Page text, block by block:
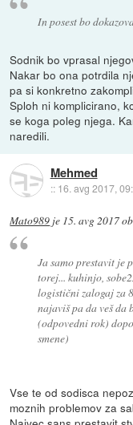
In posest bo
Sodnik bo vprasal
Nakar bo ona potrdila
pa si konkretno
Sploh ni komplicirano,
se koga poleg njega.
naredili.
Mehmed
:: 16. avg 2017,
Mato989 je 15. avg 2017
Ja samo prestavit je
torej... kuhinjo,
logistični zalogaj za
najaviš pa da veš da
(odpovedni rok)
smene)
Vse te od sodisca
moznih problemov za